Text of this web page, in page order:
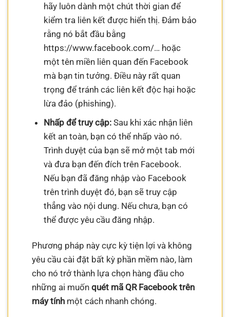
hãy luôn dành một chút thời gian để
kiểm tra liên kết được hiển thị. Đảm bảo
rằng nó bắt đầu bằng
https://www.facebook.com/… hoặc
một tên miền liên quan đến Facebook
mà bạn tin tưởng. Điều này rất quan
trọng để tránh các liên kết độc hại hoặc
lừa đảo (phishing).
Nhấp để truy cập:Sau khi xác nhận liên
kết an toàn, bạn có thể nhấp vào nó.
Trình duyệt của bạn sẽ mở một tab mới
và đưa bạn đến đích trên Facebook.
Nếu bạn đã đăng nhập vào Facebook
trên trình duyệt đó, bạn sẽ truy cập
thẳng vào nội dung. Nếu chưa, bạn có
thể được yêu cầu đăng nhập.
Phương pháp này cực kỳ tiện lợi và không
yêu cầu cài đặt bất kỳ phần mềm nào, làm
cho nó trở thành lựa chọn hàng đầu cho
những ai muốnquét mã QR Facebook trên
máy tính một cách nhanh chóng.